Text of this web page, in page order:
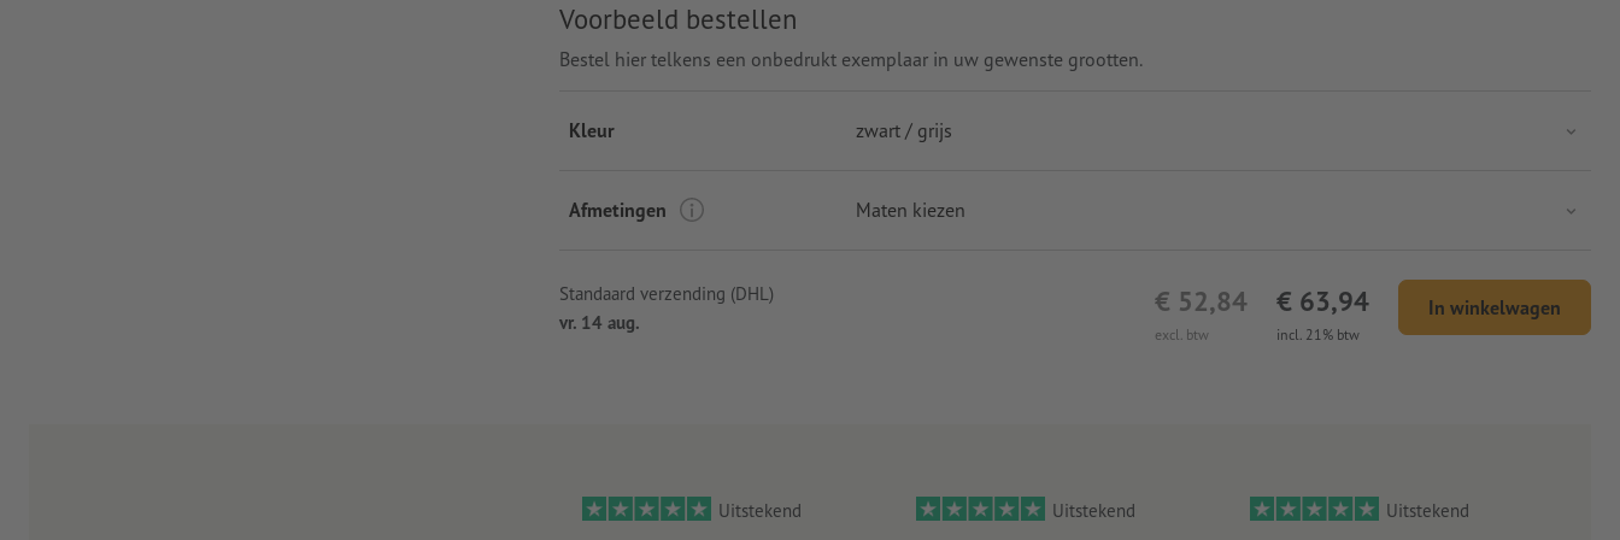
Voorbeeld bestellen
Bestel hier telkens een onbedrukt exemplaar in uw gewenste grootten.
Kleur zwart / grijs
Afmetingen Maten kiezen
excl. btw
€ 52,84
incl. 21% btw
€ 63,94 In winkelwagen
Standaard verzending (DHL)
vr. 14 aug.
Uitstekend Uitstekend Uitstekend